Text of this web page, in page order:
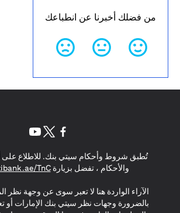
من فضلك أخبرنا عن انطباعك
تُطبق شروط وأحكام سيتي بنك. للاطلاع
والأحكام ، تفضل بزيارةTnC
الآراء الواردة هنا لا تعبر سوى عن وجهة نظر
بالضرورة وجهات نظر سيتي بنك الإمارات أو